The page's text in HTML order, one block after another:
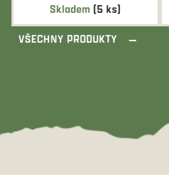
Skladem(5 ks)
VŠECHNY PRODUKTY